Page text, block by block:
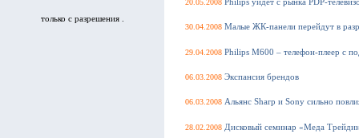
только с разрешения .
20.05.2008 Philips уйдет с рынка PDP-
30.04.2008 Малые ЖК-панели перейдут в
29.04.2008 Philips M600 – телефон-плеер с
06.03.2008 Экспансия брендов
06.03.2008 Альянс Sharp и Sony сильно
28.02.2008 Дисковый семинар «Меда